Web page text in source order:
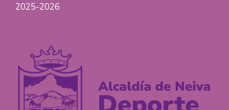
2025-2026